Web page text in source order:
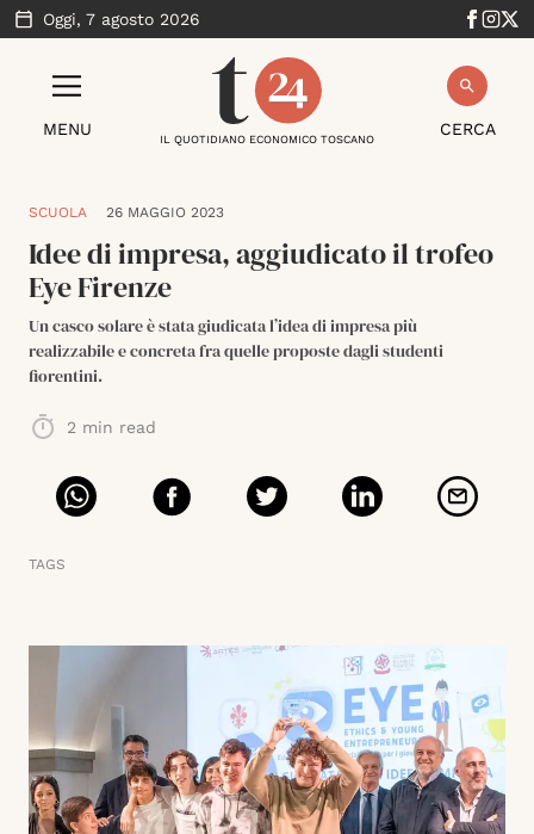
Oggi, 7 agosto 2026
MENU CERCA
IL QUOTIDIANO ECONOMICO TOSCANO
SCUOLA 26 MAGGIO 2023
Idee di impresa, aggiudicato il trofeo
Eye Firenze
Un casco solare è stata giudicata l’idea di impresa più
realizzabile e concreta fra quelle proposte dagli studenti
fiorentini.
2 min read
TAGS